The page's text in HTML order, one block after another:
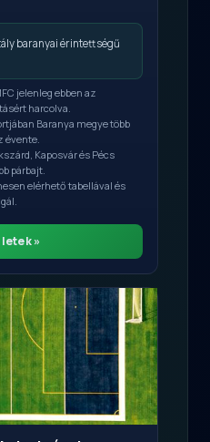
baranyai érintettségű
jelenleg ebben az
harcolva.
Baranya megye több
évente.
Kaposvár és Pécs
párbajt.
elérhető tabellával és
»